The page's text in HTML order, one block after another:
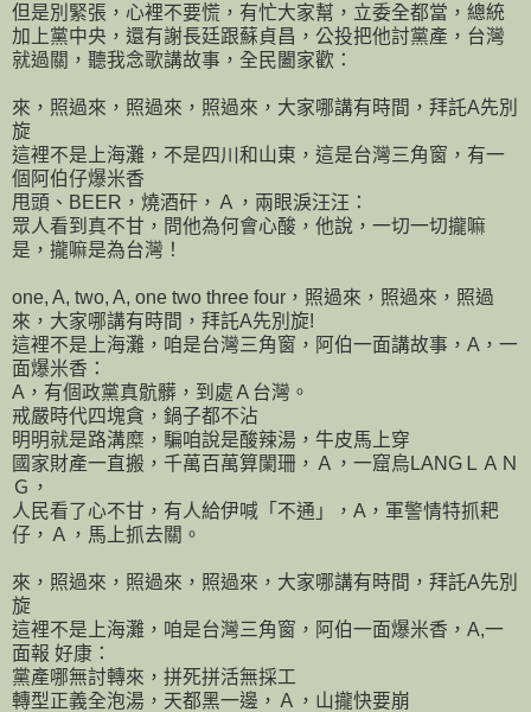
但是別緊張，心裡不要慌，有忙大家幫，立委全都當，總統
加上黨中央，還有謝長廷跟蘇貞昌，公投把他討黨產，台灣
就過關，聽我念歌講故事，全民闔家歡：
來，照過來，照過來，照過來，大家哪講有時間，拜託A先別
旋
這裡不是上海灘，不是四川和山東，這是台灣三角窗，有一
個阿伯仔爆米香
甩頭、BEER，燒酒矸，Ａ，兩眼淚汪汪：
眾人看到真不甘，問他為何會心酸，他說，一切一切攏嘛
是，攏嘛是為台灣！
one, A, two, A, one two three four，照過來，照過來，照過
來，大家哪講有時間，拜託A先別旋!
這裡不是上海灘，咱是台灣三角窗，阿伯一面講故事，A，一
面爆米香：
A，有個政黨真骯髒，到處Ａ台灣。
戒嚴時代四塊貪，鍋子都不沾
明明就是路溝糜，騙咱說是酸辣湯，牛皮馬上穿
國家財產一直搬，千萬百萬算闌珊，Ａ，一窟烏LANGＬＡＮ
Ｇ，
人民看了心不甘，有人給伊喊「不通」，A，軍警情特抓耙
仔，Ａ，馬上抓去關。
來，照過來，照過來，照過來，大家哪講有時間，拜託A先別
旋
這裡不是上海灘，咱是台灣三角窗，阿伯一面爆米香，A,一
面報 好康：
黨產哪無討轉來，拼死拼活無採工
轉型正義全泡湯，天都黑一邊，Ａ，山攏快要崩